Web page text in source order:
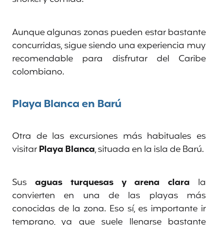
Aunque algunas zonas pueden estar bastante
concurridas, sigue siendo una experiencia muy
recomendable para disfrutar del Caribe
colombiano.
Playa Blanca en Barú
Otra de las excursiones más habituales es
visitarPlaya Blanca, situada en la isla de Barú.
Sus aguas turquesas y arena clara la
convierten en una de las playas más
conocidas de la zona. Eso sí, es importante ir
temprano, ya que suele llenarse bastante